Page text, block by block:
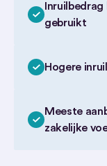
gebruikt
Hogere
Meeste
zakelijke